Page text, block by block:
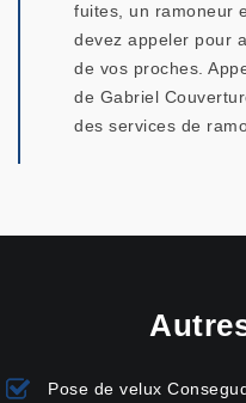
fuites, un ramoneur
devez appeler pour
de vos proches.
de Gabriel
des services de
Pose de velux